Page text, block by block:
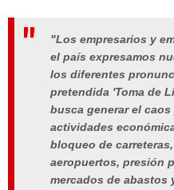
"Los empresarios y
el país expresamos
los diferentes
pretendida 'Toma de
busca generar el
actividades
bloqueo de
aeropuertos, presión
mercados de abastos